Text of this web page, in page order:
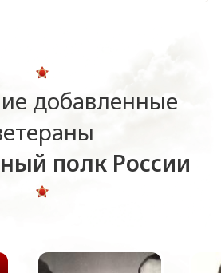
добавленные
полк России